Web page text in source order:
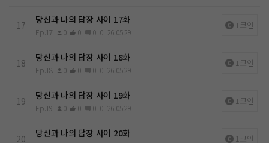
17 당신과 나의 답장 사이 17화
Ep.17 0 0 0 0 26.05.29
1코인
18 당신과 나의 답장 사이 18화
Ep.18 0 0 0 0 26.05.29
1코인
19 당신과 나의 답장 사이 19화
Ep.19 0 0 0 0 26.05.29
1코인
20 당신과 나의 답장 사이 20화 1코인